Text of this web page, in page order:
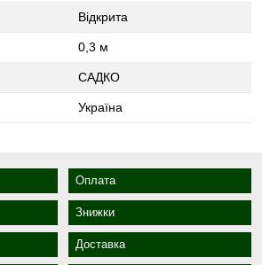
Відкрита
0,3 м
САДКО
Україна
Оплата
Знижки
Доставка